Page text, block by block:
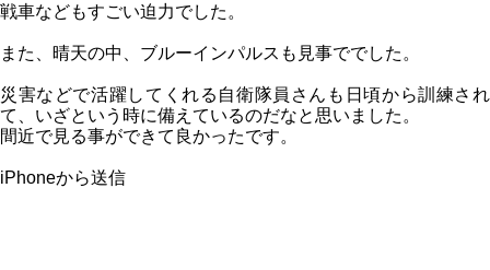
戦車などもすごい迫力でした。
また、晴天の中、ブルーインパルスも見事ででした。
災害などで活躍してくれる自衛隊員さんも日頃から訓練され
て、いざという時に備えているのだなと思いました。
間近で見る事ができて良かったです。
iPhoneから送信